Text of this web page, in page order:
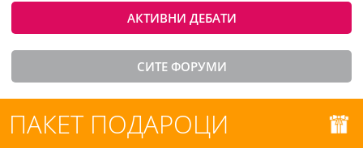
АКТИВНИ ДЕБАТИ
СИТЕ ФОРУМИ
ПАКЕТ ПОДАРОЦИ